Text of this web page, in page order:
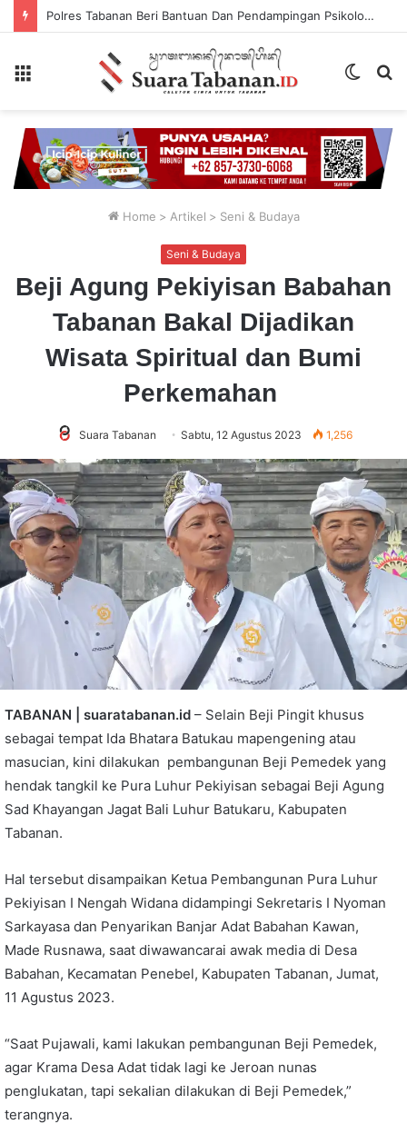
Polres Tabanan Beri Bantuan Dan Pendampingan Psikologis
Switch
Home > Artikel > Seni & Budaya
Seni & Budaya
Beji Agung Pekiyisan Babahan
Tabanan Bakal Dijadikan
Wisata Spiritual dan Bumi
Perkemahan
Suara Tabanan Sabtu, 12 Agustus 2023 1,256
TABANAN | suaratabanan.id – Selain Beji Pingit khusus
sebagai tempat Ida Bhatara Batukau mapengening atau
masucian, kini dilakukan pembangunan Beji Pemedek yang
hendak tangkil ke Pura Luhur Pekiyisan sebagai Beji Agung
Sad Khayangan Jagat Bali Luhur Batukaru, Kabupaten
Tabanan.
Hal tersebut disampaikan Ketua Pembangunan Pura Luhur
Pekiyisan I Nengah Widana didampingi Sekretaris I Nyoman
Sarkayasa dan Penyarikan Banjar Adat Babahan Kawan,
Made Rusnawa, saat diwawancarai awak media di Desa
Babahan, Kecamatan Penebel, Kabupaten Tabanan, Jumat,
11 Agustus 2023.
“Saat Pujawali, kami lakukan pembangunan Beji Pemedek,
agar Krama Desa Adat tidak lagi ke Jeroan nunas
penglukatan, tapi sekalian dilakukan di Beji Pemedek,”
terangnya.